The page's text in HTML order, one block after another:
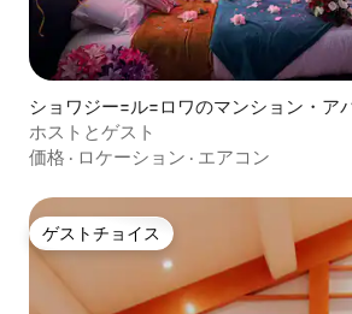
ショワジー=ル=ロワのマンション・ア
ホストとゲスト
価格 · ロケーション · エアコン
ゲストチョイス
ゲストチョイス